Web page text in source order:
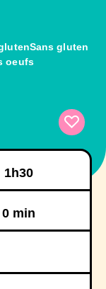
Sans gluten
oeufs
1h30
0 min